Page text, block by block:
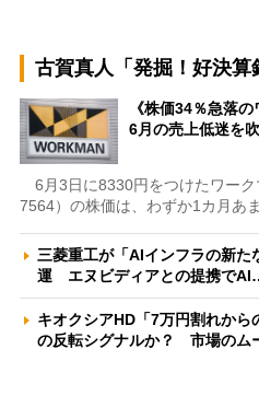
古賀真人「発掘！好決算
《株価34％急落
6月の売上低迷を
6月3日に8330円をつけたワーク
7564）の株価は、わずか1カ月あ
三菱重工が「AIインフラの新
運 エヌビディアとの提携で
キオクシアHD「7万円割れか
の反転シグナルか？ 市場のム